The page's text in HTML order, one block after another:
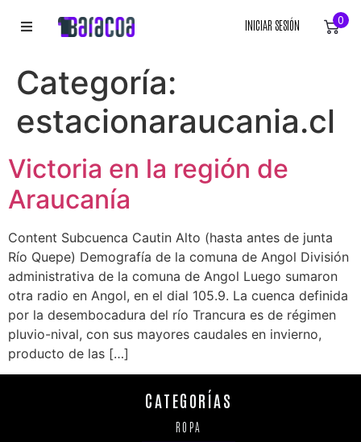
LIENZOS
INICIAR SESIÓN 0
Categoría:
estacionaraucania.cl
Victoria en la región de
Araucanía
Content Subcuenca Cautin Alto (hasta antes de junta
Río Quepe) Demografía de la comuna de Angol División
administrativa de la comuna de Angol Luego sumaron
otra radio en Angol, en el dial 105.9. La cuenca definida
por la desembocadura del río Trancura es de régimen
pluvio-nival, con sus mayores caudales en invierno,
producto de las […]
CATEGORÍAS
ROPA